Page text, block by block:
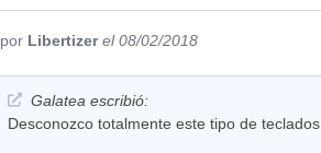
por Libertizer el 08/02/2018
Galatea escribió:
Desconozco totalmente este tipo de teclados